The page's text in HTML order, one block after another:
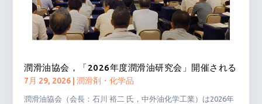
潤滑油協会，「2026年度潤滑油研究会」開催される
7月 29, 2026 |潤滑剤・化学品
潤滑油協会（会長：石川 裕二 氏，中外油化学工業）は2026年